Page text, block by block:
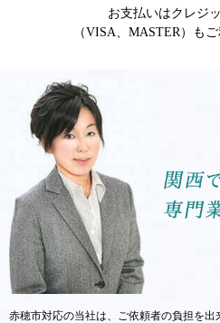
【大阪市城東区】7月15日 縁ディン
2026年06月30日
実家の「財産」を正しく把握する——
方
2026年06月25日
遺品整理で出る大量布団の正しい処分
お支払いはクレジ
（VISA、MASTER）も
赤穂市対応の当社は、ご依頼者の負担を